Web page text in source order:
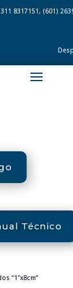
8317151, (601)
Técnico
“1"x8cm”